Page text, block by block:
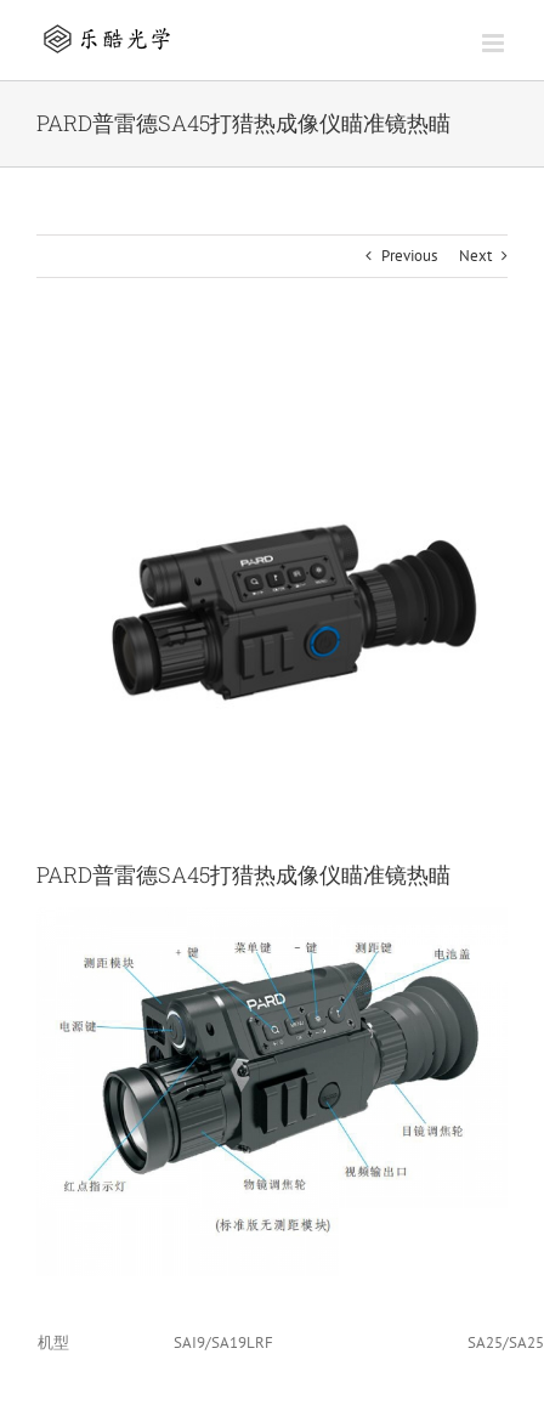
PARD普雷德SA45打猎热成像仪瞄准镜热瞄
Previous Next
PARD普雷德SA45打猎热成像仪瞄准镜热瞄
机型 SAI9/SA19LRF SA25/